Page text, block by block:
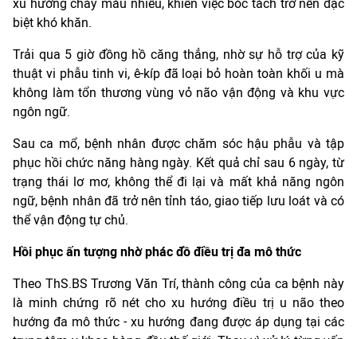
xu hướng chảy máu nhiều, khiến việc bóc tách trở nên đặc
biệt khó khăn.
Trải qua 5 giờ đồng hồ căng thẳng, nhờ sự hỗ trợ của kỹ
thuật vi phẫu tinh vi, ê-kíp đã loại bỏ hoàn toàn khối u mà
không làm tổn thương vùng vỏ não vận động và khu vực
ngôn ngữ.
Sau ca mổ, bệnh nhân được chăm sóc hậu phẫu và tập
phục hồi chức năng hàng ngày. Kết quả chỉ sau 6 ngày, từ
trạng thái lơ mơ, không thể đi lại và mất khả năng ngôn
ngữ, bệnh nhân đã trở nên tỉnh táo, giao tiếp lưu loát và có
thể vận động tự chủ.
Hồi phục ấn tượng nhờ phác đồ điều trị đa mô thức
Theo ThS.BS Trương Văn Trí, thành công của ca bệnh này
là minh chứng rõ nét cho xu hướng điều trị u não theo
hướng đa mô thức - xu hướng đang được áp dụng tại các